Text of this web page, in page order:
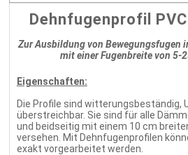
Dehnfugenprofil
Zur Ausbildung von Bewegungsfugen
mit einer Fugenbreite von 5-
Eigenschaften:
Die Profile sind witterungsbeständig,
überstreichbar. Sie sind für alle
und beidseitig mit einem 10 cm
versehen. Mit Dehnfugenprofilen
exakt vorgearbeitet werden.